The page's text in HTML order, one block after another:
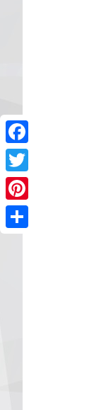
Facebook
Twitter
Pinterest